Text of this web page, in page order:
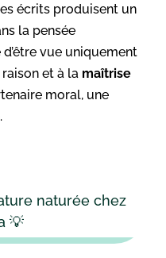
écrits produisent un
la pensée
d’être vue uniquement
et à la maîtrise
moral, une
naturée chez
💡